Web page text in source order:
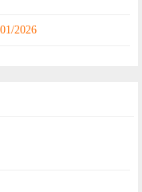
2026